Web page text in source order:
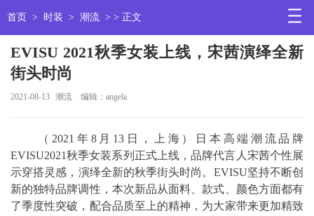
首页 > 时装 > 潮流 > > 正文
EVISU 2021秋季女装上线，宋茜演绎全新
街头时尚
2021-08-13 潮流 编辑：angela
（2021年8月13日，上海）日本高端潮流品牌
EVISU2021秋季女装系列正式上线，品牌代言人宋茜个性展
示穿搭灵感，演绎全新的秋季街头时尚。EVISU坚持不断创
新的独特品牌调性，本次新品从面料、款式、颜色方面都有
了季度性突破，配合品质至上的精神，为大家带来更加精致